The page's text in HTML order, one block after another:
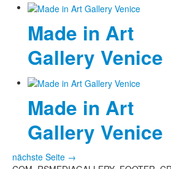
Made in Art
Gallery Venice
Made in Art
Gallery Venice
nächste Seite →